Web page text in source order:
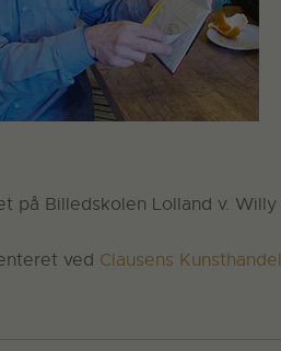
på Billedskolen Lolland v.
ved Clausens Kunsthandel